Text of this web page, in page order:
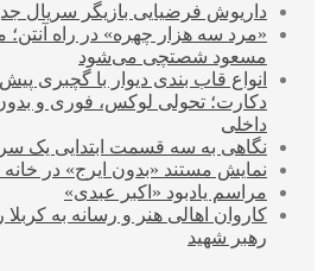
داریوش فرضیایی بازیگر سریال
«مرد سه هزار چهره» در راه آنتن؛
مسعود شصتچی می‌شود
انواع قاب بندی دیوار با گچبری
دکارت؛ تحولی لوکس، فوری و
داخلی
نگاهی به سه قسمت ابتدایی یک
نمایش مستند «بدون ایرج» در خانه
مراسم یادبود «اکبر عبدی»
کاروان اهالی هنر و رسانه به کربلا
رهبر شهید